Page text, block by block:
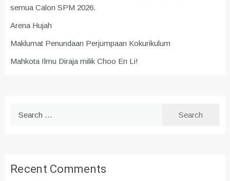
semua Calon SPM 2026.
Arena Hujah
Maklumat Penundaan Perjumpaan Kokurikulum
Mahkota Ilmu Diraja milik Choo En Li!
Recent Comments